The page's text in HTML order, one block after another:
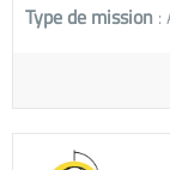
Type de mission :